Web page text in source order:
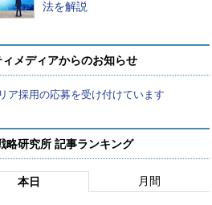
法を解説
メディアからのお知らせ
ア採用の応募を受け付けています
略研究所 記事ランキング
本日 月間